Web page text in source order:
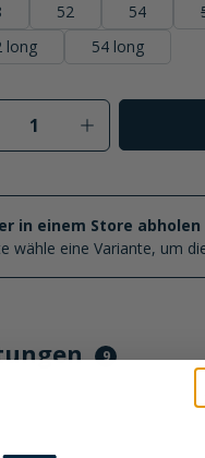
52 54
long
54 long
Anzahl:
in einem Store abholen
wähle eine Variante, um
9